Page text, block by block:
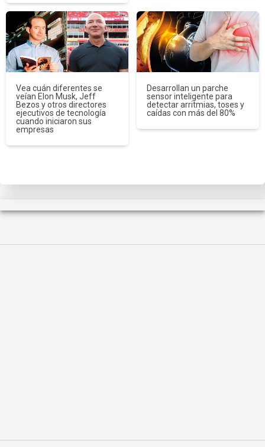
Vea cuán diferentes se
veían Elon Musk, Jeff
Bezos y otros directores
ejecutivos de tecnología
cuando iniciaron sus
empresas
Desarrollan un parche
sensor inteligente para
detectar arritmias, toses y
caídas con más del 80%